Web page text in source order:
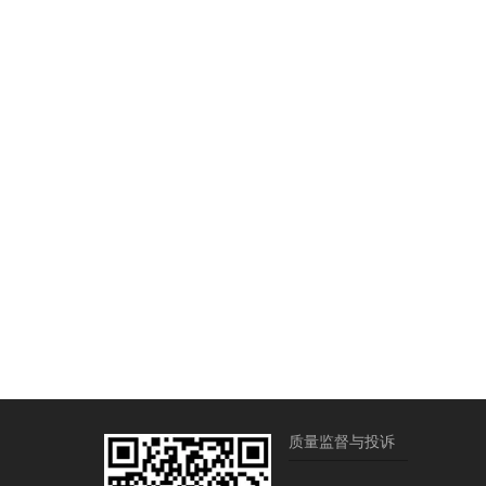
质量监督与投诉